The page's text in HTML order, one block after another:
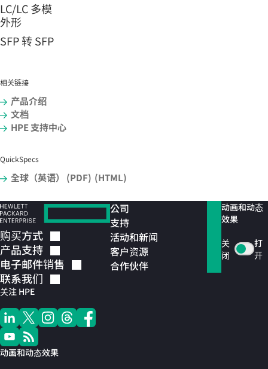
LC/LC 多模
外形
SFP 转 SFP
相关链接
产品介绍
文档
HPE 支持中心
QuickSpecs
全球（英语） (PDF) (HTML)
购买方式
产品支持
电子邮件销售
联系我们
关注 HPE
动画和动态效果
公司
支持
活动和新闻
客户资源
合作伙伴
动画和动态
效果
关
闭
打
开